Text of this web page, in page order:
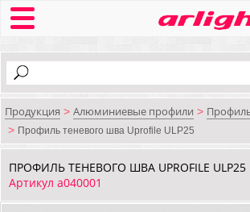
Продукция > Алюминиевые профили >
> Профиль теневого шва Uprofile ULP25
ПРОФИЛЬ ТЕНЕВОГО ШВА UPROFILE ULP25
Артикул a040001